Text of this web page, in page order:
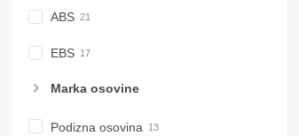
ABS
EBS
Marka osovine
Podizna osovina